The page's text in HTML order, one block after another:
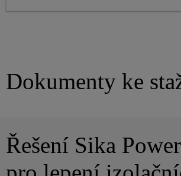
Dokumenty ke
Řešení Sika